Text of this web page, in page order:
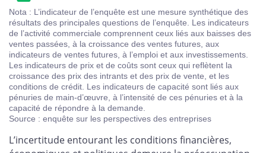
Nota : L’indicateur de l’enquête est une mesure synthétique des
résultats des principales questions de l’enquête. Les indicateurs
de l’activité commerciale comprennent ceux liés aux baisses des
ventes passées, à la croissance des ventes futures, aux
indicateurs de ventes futures, à l’emploi et aux investissements.
Les indicateurs de prix et de coûts sont ceux qui reflètent la
croissance des prix des intrants et des prix de vente, et les
conditions de crédit. Les indicateurs de capacité sont liés aux
pénuries de main-d’œuvre, à l’intensité de ces pénuries et à la
capacité de répondre à la demande.
Source : enquête sur les perspectives des entreprises
L’incertitude entourant les conditions financières,